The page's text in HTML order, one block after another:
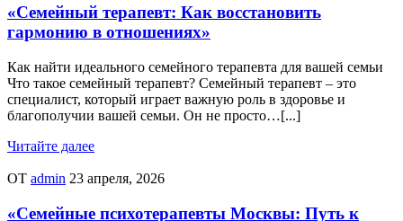
«Семейный терапевт: Как восстановить
гармонию в отношениях»
Как найти идеального семейного терапевта для вашей семьи
Что такое семейный терапевт? Семейный терапевт – это
специалист, который играет важную роль в здоровье и
благополучии вашей семьи. Он не просто…[...]
Читайте далее
ОТ admin 23 апреля, 2026
«Семейные психотерапевты Москвы: Путь к